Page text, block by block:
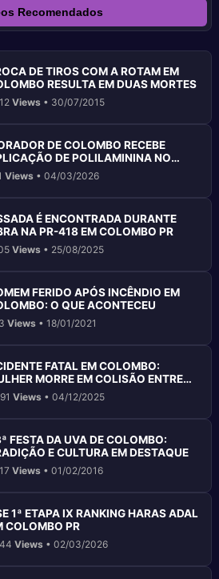
Recomendados
DE TIROS COM A ROTAM EM
RESULTA EM DUAS MORTES
Views • 30/07/2015
DE COLOMBO RECEBE
DE POLILAMININA NO
DO TRABALHADOR
Views • 04/03/2026
É ENCONTRADA DURANTE
NA PR-418 EM COLOMBO PR
Views • 25/08/2025
FERIDO APÓS INCÊNDIO EM
O QUE ACONTECEU
Views • 18/01/2021
FATAL EM COLOMBO:
MORRE EM COLISÃO ENTRE
E CAMINHÃO
Views • 04/12/2025
FESTA DA UVA DE COLOMBO:
E CULTURA EM DESTAQUE
Views • 01/02/2016
1ª ETAPA IX RANKING HARAS ADAL
COLOMBO PR
Views • 02/03/2026